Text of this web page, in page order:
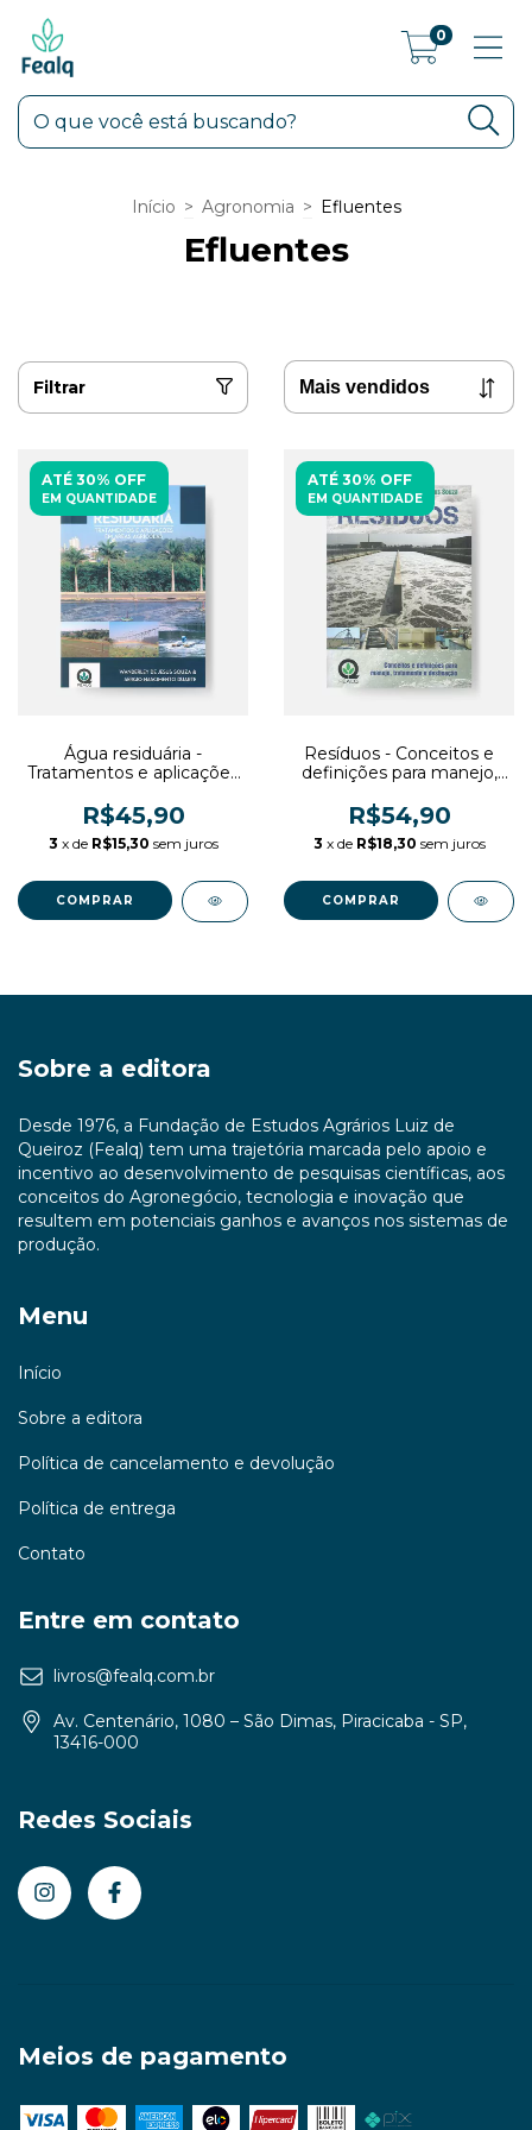
0
Início > Agronomia > Efluentes
Efluentes
Filtrar
ATÉ 30% OFF
EM QUANTIDADE
Água residuária -
Tratamentos e aplicações
R$45,90
3 x de R$15,30 sem juros
ATÉ 30% OFF
EM QUANTIDADE
Resíduos - Conceitos e
definições para manejo,
R$54,90
3 x de R$18,30 sem juros
Sobre a editora
Desde 1976, a Fundação de Estudos Agrários Luiz de
Queiroz (Fealq) tem uma trajetória marcada pelo apoio e
incentivo ao desenvolvimento de pesquisas científicas, aos
conceitos do Agronegócio, tecnologia e inovação que
resultem em potenciais ganhos e avanços nos sistemas de
produção.
Menu
Início
Sobre a editora
Política de cancelamento e devolução
Política de entrega
Contato
Entre em contato
livros@fealq.com.br
Av. Centenário, 1080 – São Dimas, Piracicaba - SP,
13416-000
Redes Sociais
Meios de pagamento